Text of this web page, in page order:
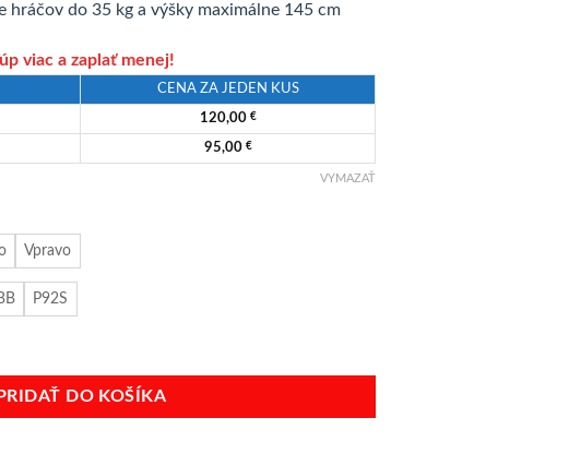
hráčov do 35 kg a výšky maximálne 145 cm
viac a zaplať menej!
CENA ZA JEDEN KUS
120,00 €
95,00 €
Vpravo
P92S
VYMAZAŤ
Hokejka JR HOCKEY flex 30 Legacy
PRIDAŤ DO KOŠÍKA